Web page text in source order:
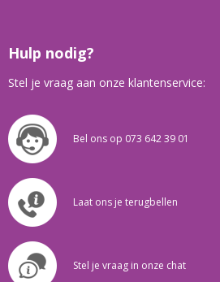
Hulp nodig?
Stel je vraag aan onze klantenservice:
Bel ons op 073 642 39 01
Laat ons je terugbellen
Stel je vraag in onze chat